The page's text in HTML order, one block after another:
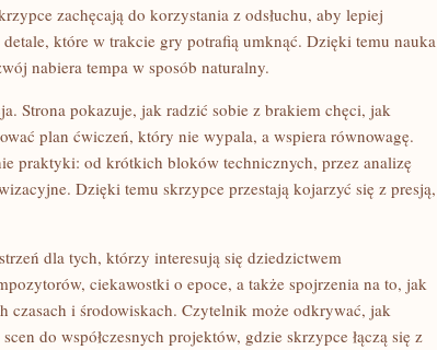
zachęcają do korzystania z odsłuchu, aby lepiej
które w trakcie gry potrafią umknąć. Dzięki temu nauka
nabiera tempa w sposób naturalny.
Strona pokazuje, jak radzić sobie z brakiem chęci, jak
plan ćwiczeń, który nie wypala, a wspiera równowagę.
praktyki: od krótkich bloków technicznych, przez analizę
Dzięki temu skrzypce przestają kojarzyć się z presją,
dla tych, którzy interesują się dziedzictwem
ciekawostki o epoce, a także spojrzenia na to, jak
czasach i środowiskach. Czytelnik może odkrywać, jak
do współczesnych projektów, gdzie skrzypce łączą się z